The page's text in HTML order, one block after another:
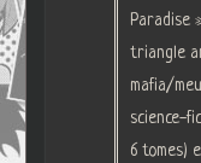
Paradise
triangle
mafia/
science-
6 tomes)